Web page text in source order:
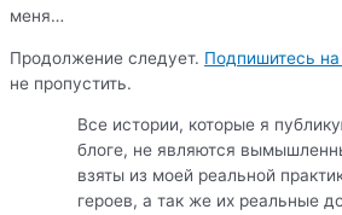
меня…
Продолжение следует. Подпишитесь
не пропустить.
Все истории, которые я
блоге, не являются
взяты из моей реальной
героев, а так же их реальные